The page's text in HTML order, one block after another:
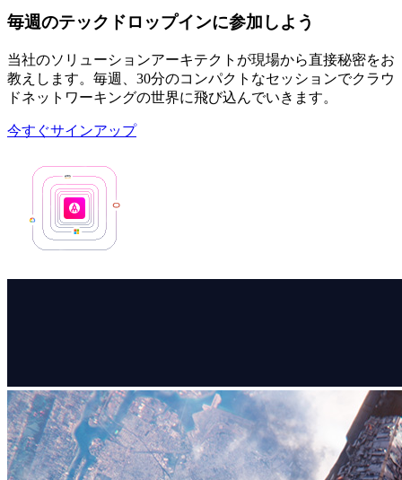
毎週のテックドロップインに参加しよう
当社のソリューションアーキテクトが現場から直接秘密をお
教えします。毎週、30分のコンパクトなセッションでクラウ
ドネットワーキングの世界に飛び込んでいきます。
今すぐサインアップ